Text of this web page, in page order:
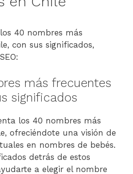
40 nombres más
con sus significados,
más frecuentes
significados
los 40 nombres más
ofreciéndote una visión de
en nombres de bebés.
detrás de estos
a elegir el nombre